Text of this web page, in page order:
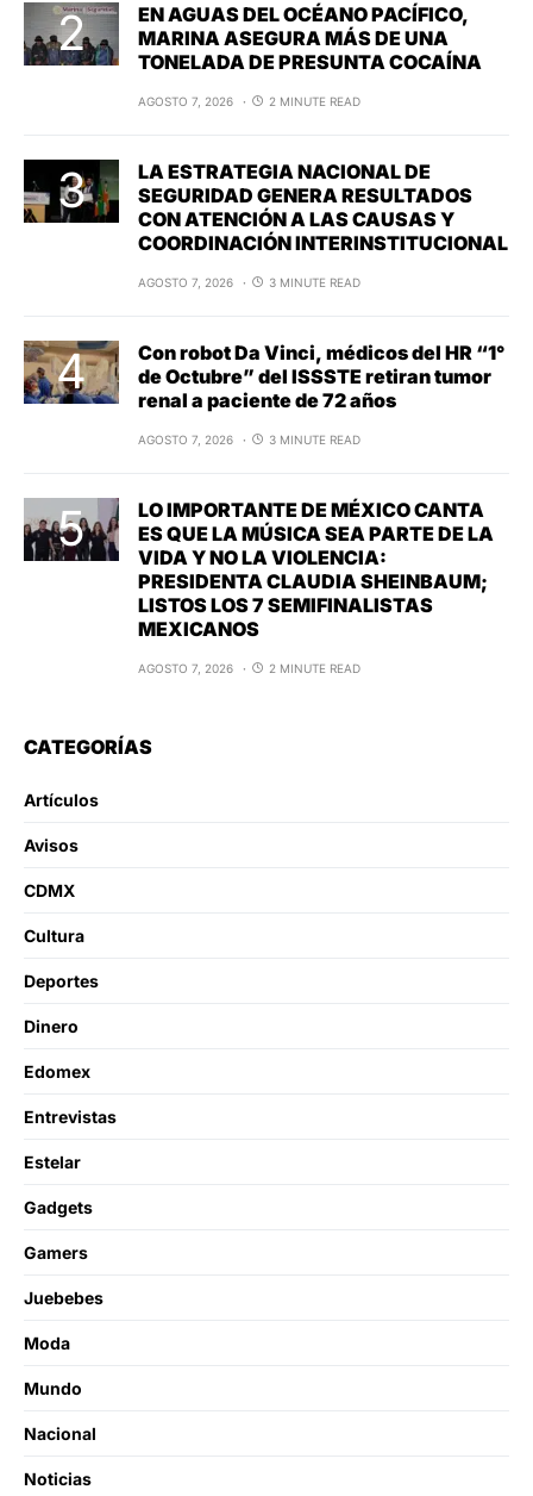
EN AGUAS DEL OCÉANO PACÍFICO,
MARINA ASEGURA MÁS DE UNA
TONELADA DE PRESUNTA COCAÍNA
AGOSTO 7, 2026 2 MINUTE READ
LA ESTRATEGIA NACIONAL DE
SEGURIDAD GENERA RESULTADOS
CON ATENCIÓN A LAS CAUSAS Y
COORDINACIÓN INTERINSTITUCIONAL
AGOSTO 7, 2026 3 MINUTE READ
Con robot Da Vinci, médicos del HR “1°
de Octubre” del ISSSTE retiran tumor
renal a paciente de 72 años
AGOSTO 7, 2026 3 MINUTE READ
LO IMPORTANTE DE MÉXICO CANTA
ES QUE LA MÚSICA SEA PARTE DE LA
VIDA Y NO LA VIOLENCIA:
PRESIDENTA CLAUDIA SHEINBAUM;
LISTOS LOS 7 SEMIFINALISTAS
MEXICANOS
AGOSTO 7, 2026 2 MINUTE READ
CATEGORÍAS
Artículos
Avisos
CDMX
Cultura
Deportes
Dinero
Edomex
Entrevistas
Estelar
Gadgets
Gamers
Juebebes
Moda
Mundo
Nacional
Noticias